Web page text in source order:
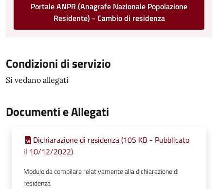
Portale ANPR (Anagrafe Nazionale Popolazione
Residente) - Cambio di residenza
Condizioni di servizio
Si vedano allegati
Documenti e Allegati
Dichiarazione di residenza (105 KB - Pubblicato
il 10/12/2022)
Modulo da compilare relativamente alla dichiarazione di
residenza